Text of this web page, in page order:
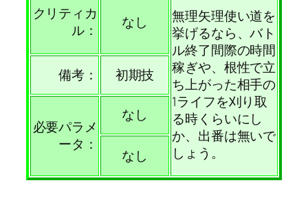
無理矢理使い道を
挙げるなら、バト
ル終了間際の時間
稼ぎや、根性で立
ち上がった相手の
1ライフを刈り取
る時くらいにし
か、出番は無いで
しょう。
クリティカ
ル：
なし
備考： 初期技
必要パラメ
ータ：
なし
なし